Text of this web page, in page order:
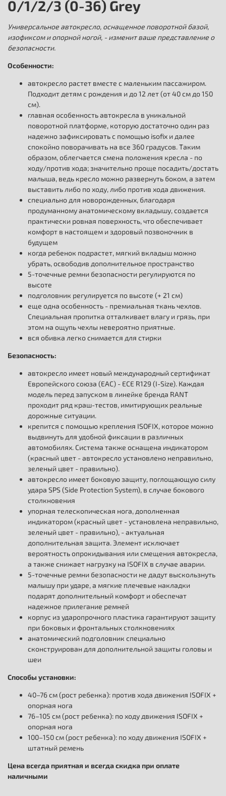
0/1/2/3 (0-36) Grey
Универсальное автокресло, оснащенное поворотной базой,
изофиксом и опорной ногой, - изменит ваше представление о
безопасности.
Особенности:
автокресло растет вместе с маленьким пассажиром.
Подходит детям с рождения и до 12 лет (от 40 см до 150
см).
главная особенность автокресла в уникальной
поворотной платформе, которую достаточно один раз
надежно зафиксировать с помощью isofix и далее
спокойно поворачивать на все 360 градусов. Таким
образом, облегчается смена положения кресла - по
ходу/против хода; значительно проще посадить/достать
малыша, ведь кресло можно развернуть боком, а затем
выставить либо по ходу, либо против хода движения.
специально для новорожденных, благодаря
продуманному анатомическому вкладышу, создается
практически ровная поверхность, что обеспечивает
комфорт в настоящем и здоровый позвоночник в
будущем
когда ребенок подрастет, мягкий вкладыш можно
убрать, освободив дополнительное пространство
5-точечные ремни безопасности регулируются по
высоте
подголовник регулируется по высоте (+ 21 см)
еще одна особенность - премиальная ткань чехлов.
Специальная пропитка отталкивает влагу и грязь, при
этом на ощупь чехлы невероятно приятные.
вся обивка легко снимается для стирки
Безопасность:
автокресло имеет новый международный cертификат
Eвропейского cоюза (EAC) - ECE R129 (I-Size). Каждая
модель перед запуском в линейке бренда RANT
проходит ряд краш-тестов, имитирующих реальные
дорожные ситуации.
крепится с помощью крепления ISOFIX, которое можно
выдвинуть для удобной фиксации в различных
автомобилях. Система также оснащена индикатором
(красный цвет - автокресло установлено неправильно,
зеленый цвет - правильно).
автокресло имеет боковую защиту, поглощающую силу
удара SPS (Side Protection System), в случае бокового
столкновения
упорная телескопическая нога, дополненная
индикатором (красный цвет - установлена неправильно,
зеленый цвет - правильно), - актуальная
дополнительная защита. Элемент исключает
вероятность опрокидывания или смещения автокресла,
а также снижает нагрузку на ISOFIX в случае аварии.
5-точечные ремни безопасности не дадут выскользнуть
малышу при ударе, а мягкие плечевые накладки
подарят дополнительный комфорт и обеспечат
надежное прилегание ремней
корпус из ударопрочного пластика гарантируют защиту
при боковых и фронтальных столкновениях
анатомический подголовник специально
сконструирован для дополнительной защиты головы и
шеи
Способы установки:
40–76 см (рост ребенка): против хода движения ISOFIX +
опорная нога
76–105 см (рост ребенка): по ходу движения ISOFIX +
опорная нога
100–150 см (рост ребенка): по ходу движения ISOFIX +
штатный ремень
Цена всегда приятная и всегда скидка при оплате
наличными